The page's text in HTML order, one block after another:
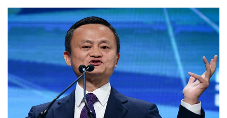
מדדים
ומחקרים
דעות
רכילות
עסקית
קריפטו